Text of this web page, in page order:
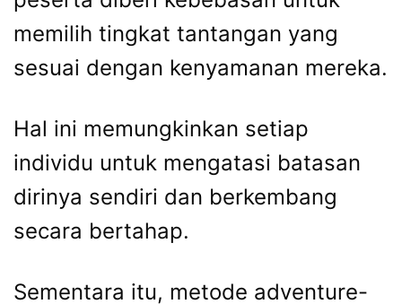
memilih tingkat tantangan yang
sesuai dengan kenyamanan mereka.
Hal ini memungkinkan setiap
individu untuk mengatasi batasan
dirinya sendiri dan berkembang
secara bertahap.
Sementara itu, metode adventure-